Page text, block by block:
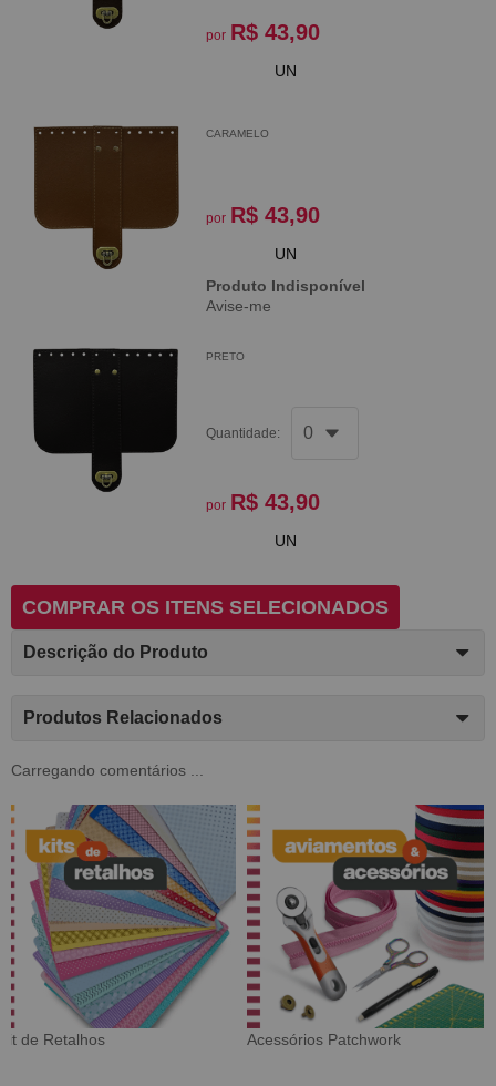
por R$ 43,90
UN
CARAMELO
por R$ 43,90
UN
Produto Indisponível
Avise-me
PRETO
Quantidade:
por R$ 43,90
UN
COMPRAR OS ITENS SELECIONADOS
Descrição do Produto
Produtos Relacionados
Carregando comentários ...
Tecido Digital Sarja Impermeável